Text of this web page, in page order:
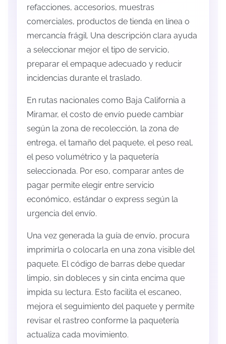
refacciones, accesorios, muestras
comerciales, productos de tienda en línea o
mercancía frágil. Una descripción clara ayuda
a seleccionar mejor el tipo de servicio,
preparar el empaque adecuado y reducir
incidencias durante el traslado.
En rutas nacionales como Baja California a
Miramar, el costo de envío puede cambiar
según la zona de recolección, la zona de
entrega, el tamaño del paquete, el peso real,
el peso volumétrico y la paquetería
seleccionada. Por eso, comparar antes de
pagar permite elegir entre servicio
económico, estándar o express según la
urgencia del envío.
Una vez generada la guía de envío, procura
imprimirla o colocarla en una zona visible del
paquete. El código de barras debe quedar
limpio, sin dobleces y sin cinta encima que
impida su lectura. Esto facilita el escaneo,
mejora el seguimiento del paquete y permite
revisar el rastreo conforme la paquetería
actualiza cada movimiento.